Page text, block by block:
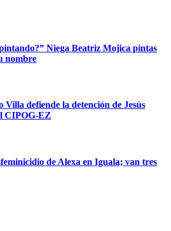
Niega Beatriz Mojica pintas
nombre
Villa defiende la detención de Jesús
CIPOG-EZ
de Alexa en Iguala; van tres